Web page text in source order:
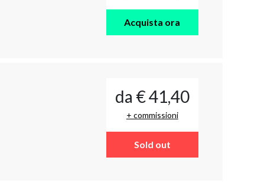
Acquista ora
da € 41,40
+ commissioni
Sold out